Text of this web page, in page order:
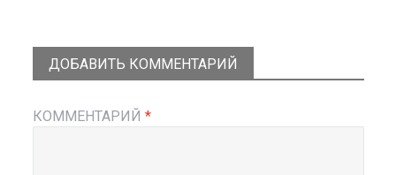
ДОБАВИТЬ КОММЕНТАРИЙ
КОММЕНТАРИЙ*